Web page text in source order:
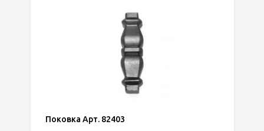
Поковка Арт. 82403